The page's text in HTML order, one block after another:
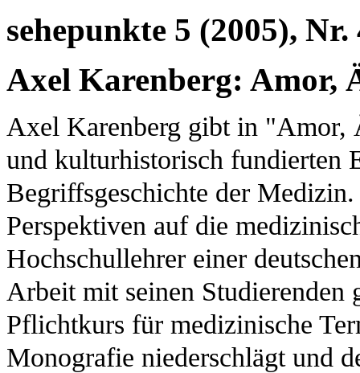
sehepunkte 5 (2005), Nr.
Axel Karenberg: Amor,
Axel Karenberg gibt in "Amor,
und kulturhistorisch fundierten
Begriffsgeschichte der
Perspektiven auf die
Hochschullehrer einer
Arbeit mit seinen Studierenden
Pflichtkurs für medizinische
Monografie niederschlägt und